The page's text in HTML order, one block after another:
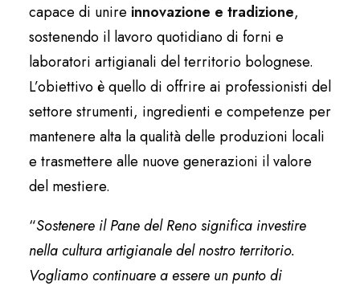
capace di unire innovazione e tradizione,
sostenendo il lavoro quotidiano di forni e
laboratori artigianali del territorio bolognese.
L’obiettivo è quello di offrire ai professionisti del
settore strumenti, ingredienti e competenze per
mantenere alta la qualità delle produzioni locali
e trasmettere alle nuove generazioni il valore
del mestiere.
“Sostenere il Pane del Reno significa investire
nella cultura artigianale del nostro territorio.
Vogliamo continuare a essere un punto di